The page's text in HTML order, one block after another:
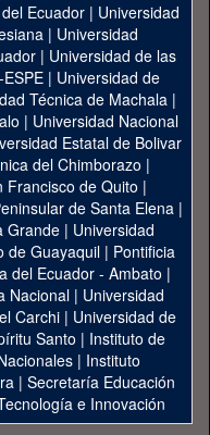
Ecuador | Universidad
| Universidad
| Universidad de las
| Universidad de
Técnica de Machala|
| Universidad Nacional
Estatal de Bolivar
del Chimborazo |
Francisco de Quito |
de Santa Elena|
Grande | Universidad
de Guayaquil| Pontificia
del Ecuador - Ambato |
Nacional| Universidad
Carchi| Universidad de
Santo | Instituto de
| Instituto
| Secretaría Educación
e Innovación